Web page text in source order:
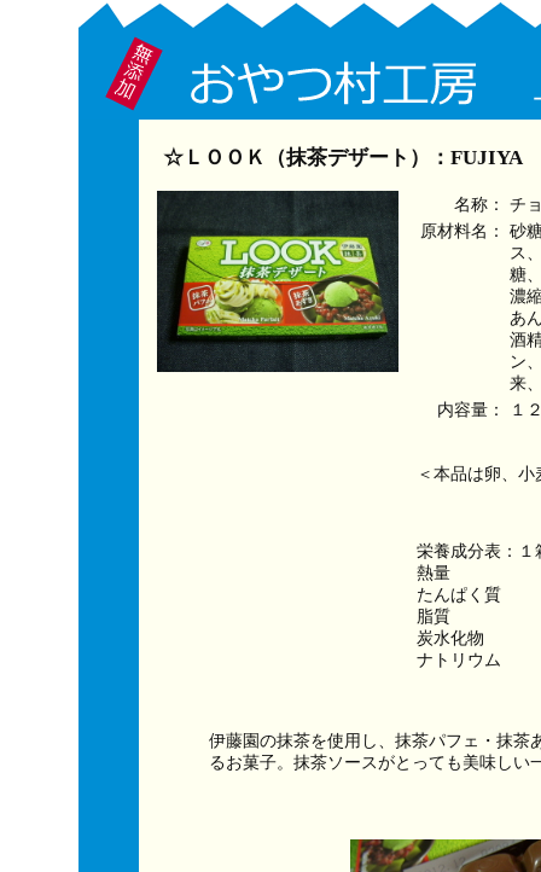
☆ＬＯＯＫ（抹茶デザート）：FUJIYA
名称：
チ
原材料名：
砂
ス
糖
濃
あ
酒
ン
来
内容量：
１
＜本品は卵、
栄養成分表：１
熱量　　　　
たんぱく質　
脂質　　　　
炭水化物　　
ナトリウム　　
伊藤園の抹茶を使用し、抹茶パフェ・抹茶
るお菓子。抹茶ソースがとっても美味しい